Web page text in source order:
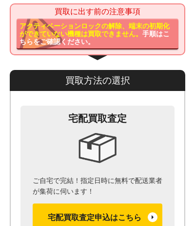
買取に出す前の注意事項
アクティベーションロックの解除、端末の初期化
ができていない機種は買取できません。手順はこ
ちらをご確認ください。
買取方法の選択
宅配買取査定
ご自宅で完結！指定日時に無料で配送業者
が集荷に伺います！
宅配買取査定申込はこちら